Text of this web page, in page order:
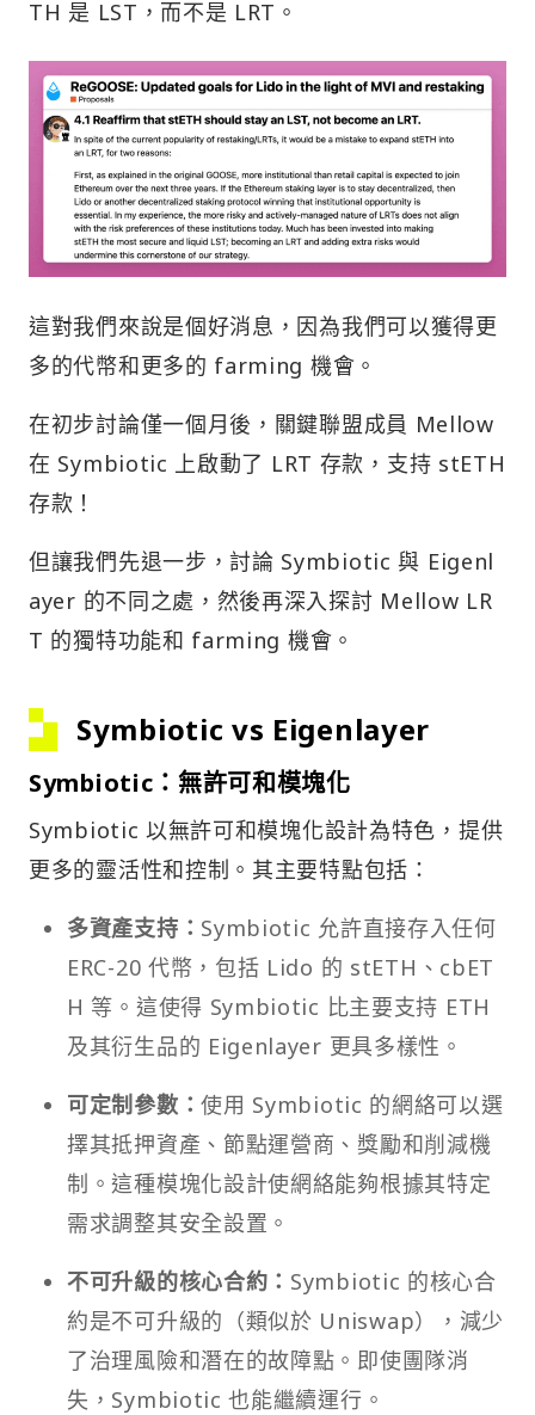
TH 是 LST，而不是 LRT。
這對我們來說是個好消息，因為我們可以獲得更
多的代幣和更多的 farming 機會。
在初步討論僅一個月後，關鍵聯盟成員 Mellow
在 Symbiotic 上啟動了 LRT 存款，支持 stETH
存款！
但讓我們先退一步，討論 Symbiotic 與 Eigenl
ayer 的不同之處，然後再深入探討 Mellow LR
T 的獨特功能和 farming 機會。
Symbiotic vs Eigenlayer
Symbiotic：無許可和模塊化
Symbiotic 以無許可和模塊化設計為特色，提供
更多的靈活性和控制。其主要特點包括：
多資產支持： Symbiotic 允許直接存入任何
ERC-20 代幣，包括 Lido 的 stETH、cbET
H 等。這使得 Symbiotic 比主要支持 ETH
及其衍生品的 Eigenlayer 更具多樣性。
可定制參數：使用 Symbiotic 的網絡可以選
擇其抵押資產、節點運營商、獎勵和削減機
制。這種模塊化設計使網絡能夠根據其特定
需求調整其安全設置。
不可升級的核心合約： Symbiotic 的核心合
約是不可升級的（類似於 Uniswap），減少
了治理風險和潛在的故障點。即使團隊消
失，Symbiotic 也能繼續運行。